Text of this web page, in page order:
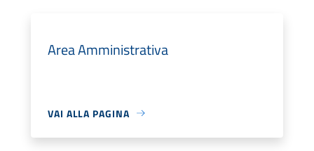
Area Amministrativa
VAI ALLA PAGINA